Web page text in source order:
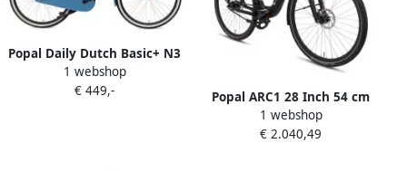
Popal Daily Dutch Basic+ N3
Transportfiets Stadsfiets
Dames 53 centimeter
1 webshop
€ 449,-
Popal ARC1 28 Inch 54 cm
Heren Hydraulische
schijfrem Matzwart
1 webshop
€ 2.040,49